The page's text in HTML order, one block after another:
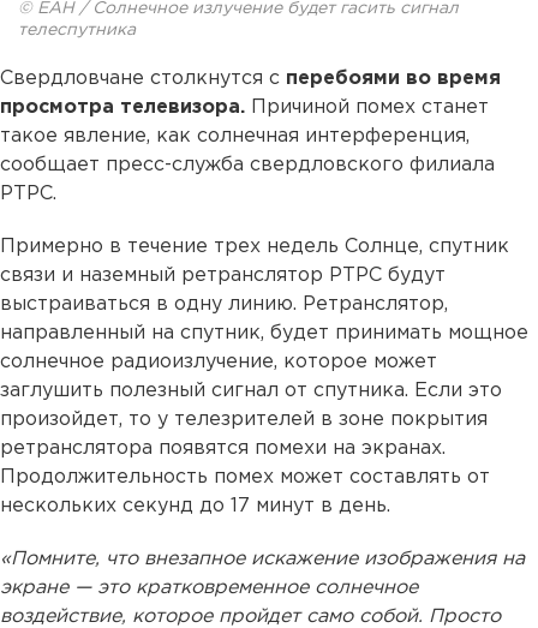
© ЕАН / Солнечное излучение будет гасить сигнал
телеспутника
Свердловчане столкнутся с перебоями во время
просмотра телевизора. Причиной помех станет
такое явление, как солнечная интерференция,
сообщает пресс-служба свердловского филиала
РТРС.
Примерно в течение трех недель Солнце, спутник
связи и наземный ретранслятор РТРС будут
выстраиваться в одну линию. Ретранслятор,
направленный на спутник, будет принимать мощное
солнечное радиоизлучение, которое может
заглушить полезный сигнал от спутника. Если это
произойдет, то у телезрителей в зоне покрытия
ретранслятора появятся помехи на экранах.
Продолжительность помех может составлять от
нескольких секунд до 17 минут в день.
«Помните, что внезапное искажение изображения на
экране — это кратковременное солнечное
воздействие, которое пройдет само собой. Просто